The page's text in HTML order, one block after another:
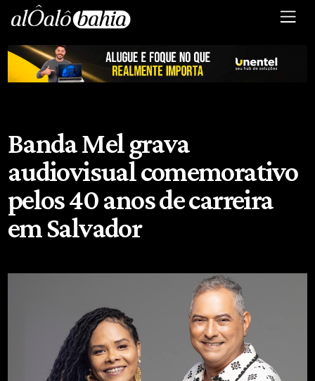
Banda Mel grava
audiovisual comemorativo
pelos 40 anos de carreira
em Salvador